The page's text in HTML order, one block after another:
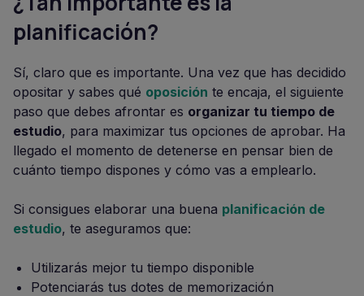
planificación?
Sí, claro que es importante. Una vez que has decidido
opositar y sabes qué oposición te encaja, el siguiente
paso que debes afrontar es organizar tu tiempo de
estudio, para maximizar tus opciones de aprobar. Ha
llegado el momento de detenerse en pensar bien de
cuánto tiempo dispones y cómo vas a emplearlo.
Si consigues elaborar una buena planificación de
estudio, te aseguramos que:
Utilizarás mejor tu tiempo disponible
Potenciarás tus dotes de memorización